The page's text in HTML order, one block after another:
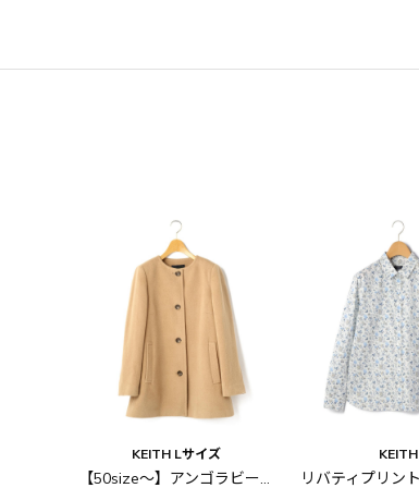
KEITH Lサイズ
【50size～】アンゴラビーバー ノーカラーコート
KEITH